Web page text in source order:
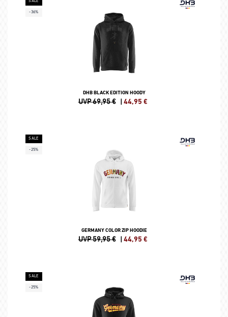
SALE
-36%
DHB BLACK EDITION HOODY
UVP 69,95 € | 44,95 €
SALE
-25%
GERMANY COLOR ZIP HOODIE
UVP 59,95 € | 44,95 €
SALE
-25%